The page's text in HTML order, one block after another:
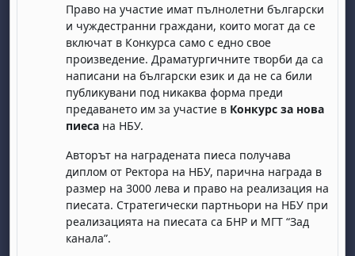
Право на участие имат пълнолетни български
и чуждестранни граждани, които могат да се
включат в Конкурса само с едно свое
произведение. Драматургичните творби да са
написани на български език и да не са били
публикувани под никаква форма преди
предаването им за участие в Конкурс за нова
пиеса на НБУ.
Авторът на наградената пиеса получава
диплом от Ректора на НБУ, парична награда в
размер на 3000 лева и право на реализация на
пиесата. Стратегически партньори на НБУ при
реализацията на пиесата са БНР и МГТ “Зад
канала”.
1 август
неделя, 2 август
8 август
неделя, 9 август
15 август
неделя, 16 август